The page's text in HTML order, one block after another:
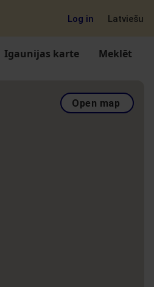
Log in Latviešu
Igaunijas karte Meklēt
Open map